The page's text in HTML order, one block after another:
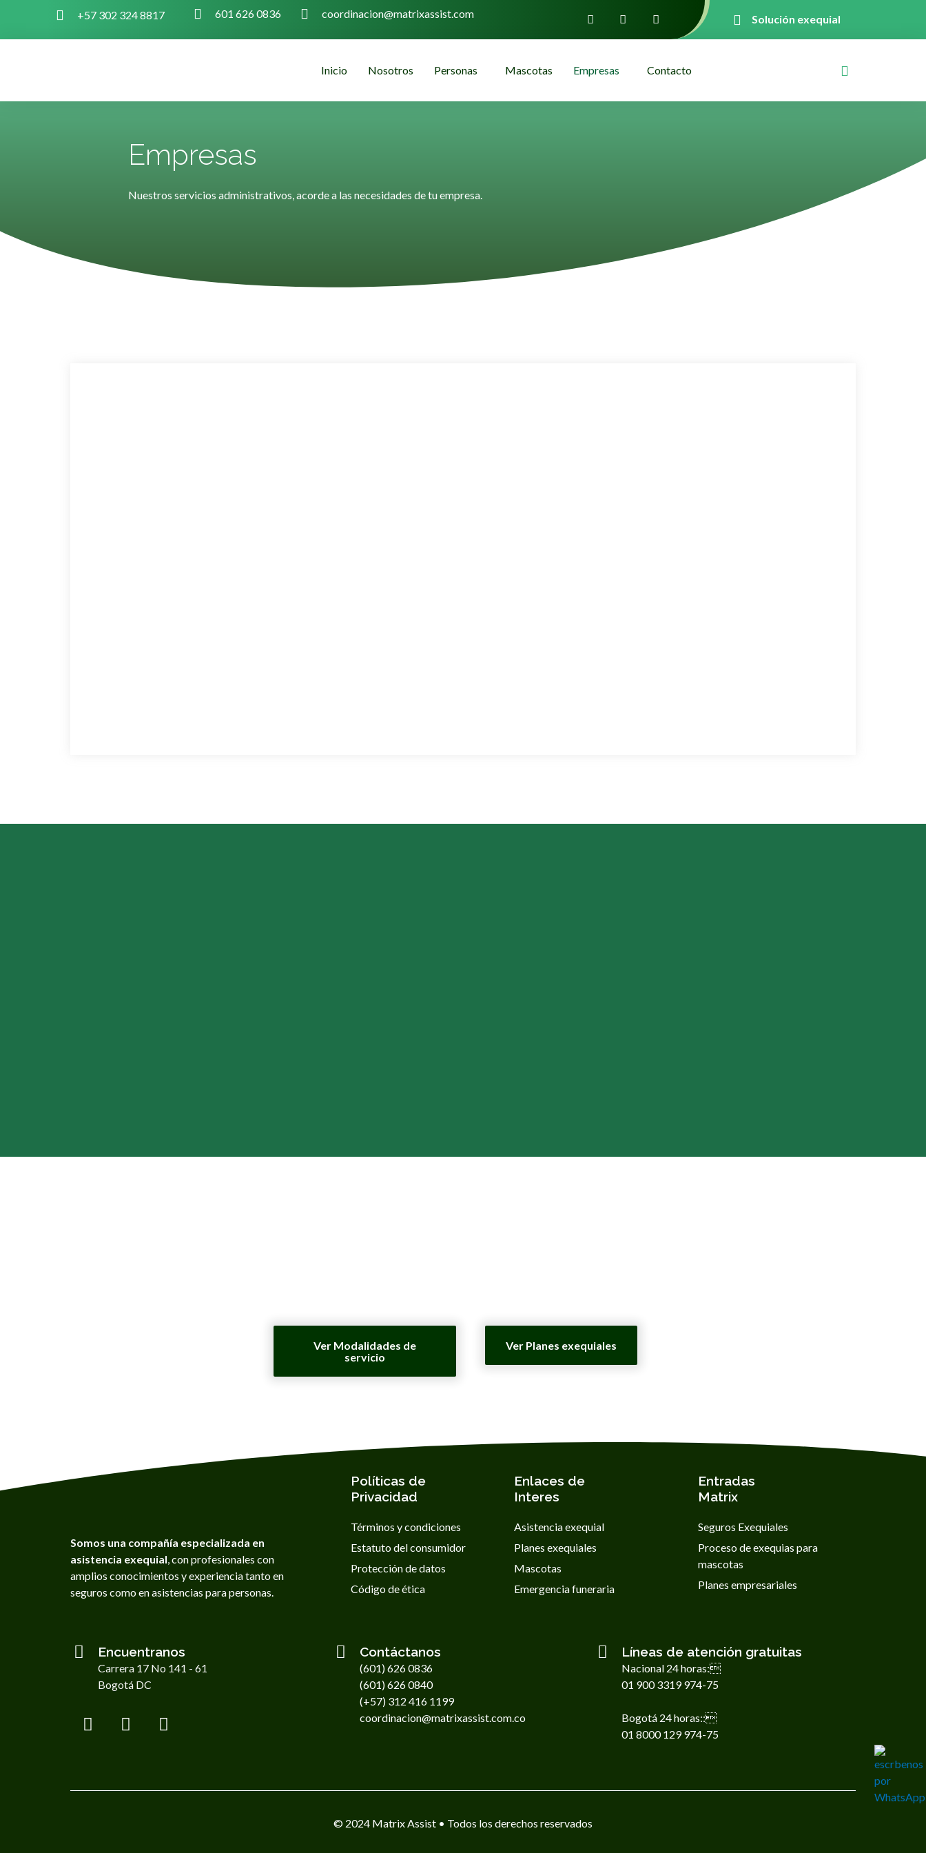
+57 302 324 8817 601 626 0836 coordinacion@matrixassist.com Solución exequial
Inicio Nosotros Personas Mascotas Empresas Contacto
Empresas
Nuestros servicios administrativos, acorde a las necesidades de tu empresa.
Ver Modalidades de
servicio
Ver Planes exequiales
Somos una compañía especializada en
asistencia exequial, con profesionales con
amplios conocimientos y experiencia tanto en
seguros como en asistencias para personas.
Políticas de
Privacidad
Términos y condiciones
Estatuto del consumidor
Protección de datos
Código de ética
Enlaces de
Interes
Asistencia exequial
Planes exequiales
Mascotas
Emergencia funeraria
Entradas
Matrix
Seguros Exequiales
Proceso de exequias para
mascotas
Planes empresariales
Encuentranos
Carrera 17 No 141 - 61
Bogotá DC
Contáctanos
(601) 626 0836
(601) 626 0840
(+57) 312 416 1199
coordinacion@matrixassist.com.co
Líneas de atención gratuitas
Nacional 24 horas:
01 900 3319 974-75
Bogotá 24 horas::
01 8000 129 974-75
© 2024 Matrix Assist • Todos los derechos reservados